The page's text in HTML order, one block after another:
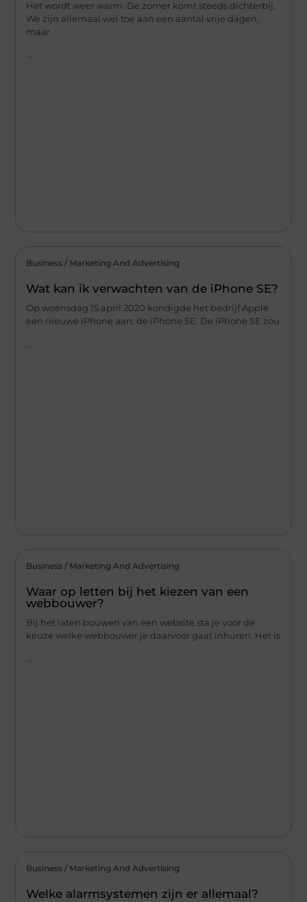
Het wordt weer warm. De zomer komt steeds dichterbij.
We zijn allemaal wel toe aan een aantal vrije dagen,
maar
...
Business / Marketing And Advertising
Wat kan ik verwachten van de iPhone SE?
Op woensdag 15 april 2020 kondigde het bedrijf Apple
een nieuwe iPhone aan: de iPhone SE. De iPhone SE zou
Business / Marketing And Advertising
Waar op letten bij het kiezen van een
webbouwer?
Bij het laten bouwen van een website sta je voor de
keuze welke webbouwer je daarvoor gaat inhuren. Het is
Business / Marketing And Advertising
Welke alarmsystemen zijn er allemaal?